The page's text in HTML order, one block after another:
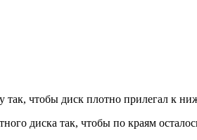
чтобы диск плотно прилегал к
диска так, чтобы по краям